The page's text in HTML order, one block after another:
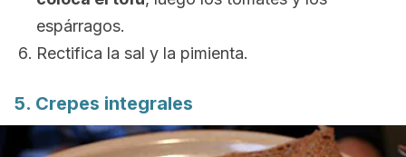
espárragos.
Rectifica la sal y la pimienta.
5. Crepes integrales